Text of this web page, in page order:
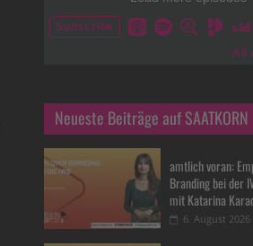
Neueste Beiträge auf SAATKORN
amtlich voran:
Branding bei der
mit Katarina
6. August 2026